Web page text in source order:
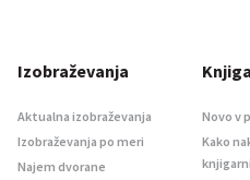
Izobraževanja
Aktualna izobraževanja
Izobraževanja po meri
Najem dvorane
Novo v
Kako
knjigarni